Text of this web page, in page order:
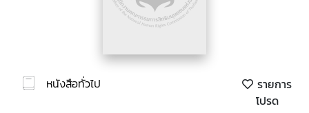
หนังสือทั่วไป
รายการ
โปรด